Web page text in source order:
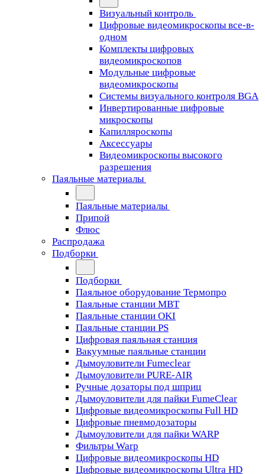
Визуальный контроль
Цифровые видеомикроскопы все-в-
одном
Комплекты цифровых
видеомикроскопов
Модульные цифровые
видеомикроскопы
Cистемы визуального контроля BGA
Инвертированные цифровые
микроскопы
Капилляроскопы
Аксессуары
Видеомикроскопы высокого
разрешения
Паяльные материалы
Паяльные материалы
Припой
Флюс
Распродажа
Подборки
Подборки
Паяльное оборудование Термопро
Паяльные станции MBT
Паяльные станции OKI
Паяльные станции PS
Цифровая паяльная станция
Вакуумные паяльные станции
Дымоуловители Fumeclear
Дымоуловители PURE-AIR
Ручные дозаторы под шприц
Дымоуловители для пайки FumeClear
Цифровые видеомикроскопы Full HD
Цифровые пневмодозаторы
Дымоуловители для пайки WARP
Фильтры Warp
Цифровые видеомикроскопы HD
Цифровые видеомикроскопы Ultra HD